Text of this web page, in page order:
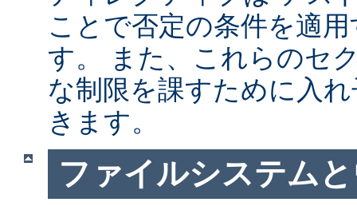
ことで否定の条件を適
す。 また、これらのセ
な制限を課すために入
きます。
ファイルシステム